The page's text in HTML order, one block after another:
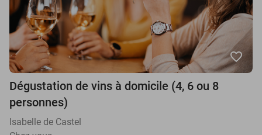
favorite_border
Dégustation de vins à domicile (4, 6 ou 8
personnes)
Isabelle de Castel